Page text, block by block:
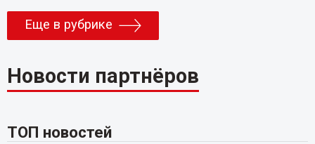
Еще в рубрике
Новости партнёров
ТОП новостей